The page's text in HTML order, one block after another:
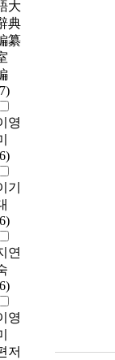
大
典
纂
영
기
연
영
저